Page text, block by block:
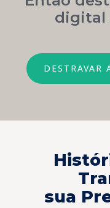
digital
DESTRAVAR
sua